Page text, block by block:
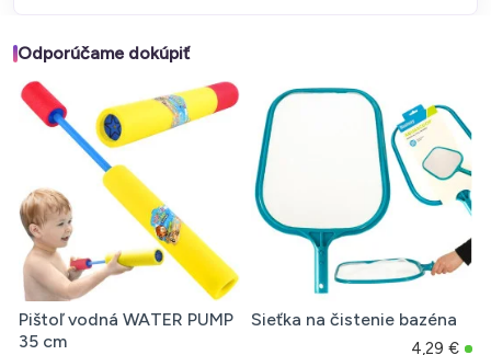
Odporúčame dokúpiť
Pištoľ vodná WATER PUMP
35 cm
Sieťka na čistenie bazéna
4,29 €